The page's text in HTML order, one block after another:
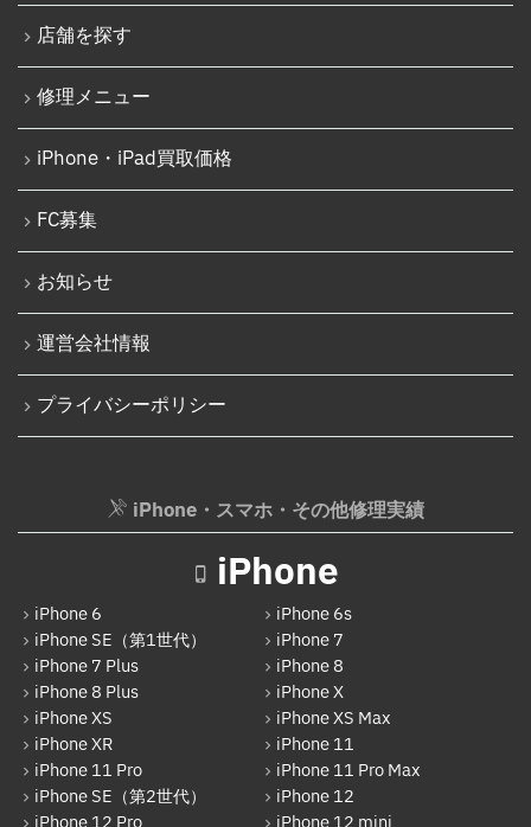
店舗を探す
修理メニュー
iPhone・iPad買取価格
FC募集
お知らせ
運営会社情報
プライバシーポリシー
iPhone・スマホ・その他修理実績
iPhone
iPhone 6
iPhone 6s
iPhone SE（第1世代）
iPhone 7
iPhone 7 Plus
iPhone 8
iPhone 8 Plus
iPhone X
iPhone XS
iPhone XS Max
iPhone XR
iPhone 11
iPhone 11 Pro
iPhone 11 Pro Max
iPhone SE（第2世代）
iPhone 12